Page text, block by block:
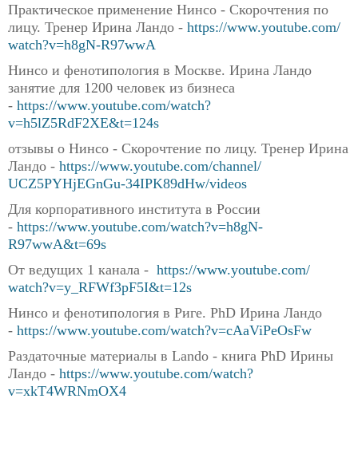
Практическое применение Нинсо - Скорочтения по
лицу. Тренер Ирина Ландо - https://www.youtube.com/
watch?v=h8gN-R97wwA
Нинсо и фенотипология в Москве. Ирина Ландо
занятие для 1200 человек из бизнеса
- https://www.youtube.com/watch?
v=h5lZ5RdF2XE&t=124s
отзывы о Нинсо - Скорочтение по лицу. Тренер Ирина
Ландо - https://www.youtube.com/channel/
UCZ5PYHjEGnGu-34IPK89dHw/videos
Для корпоративного института в России
- https://www.youtube.com/watch?v=h8gN-
R97wwA&t=69s
От ведущих 1 канала - https://www.youtube.com/
watch?v=y_RFWf3pF5I&t=12s
Нинсо и фенотипология в Риге. PhD Ирина Ландо
- https://www.youtube.com/watch?v=cAaViPeOsFw
Раздаточные материалы в Lando - книга PhD Ирины
Ландо - https://www.youtube.com/watch?
v=xkT4WRNmOX4